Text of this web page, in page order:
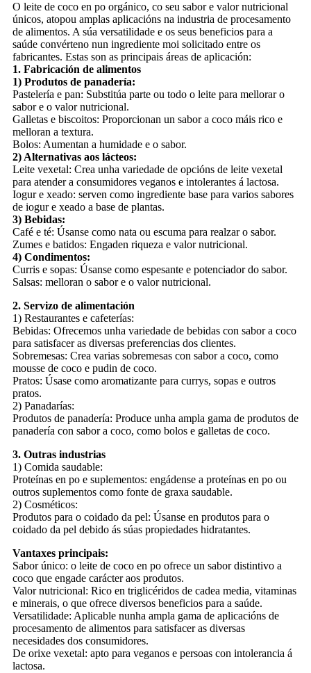
O leite de coco en po orgánico, co seu sabor e valor nutricional
únicos, atopou amplas aplicacións na industria de procesamento
de alimentos. A súa versatilidade e os seus beneficios para a
saúde convérteno nun ingrediente moi solicitado entre os
fabricantes. Estas son as principais áreas de aplicación:
1. Fabricación de alimentos
1) Produtos de panadería:
Pastelería e pan: Substitúa parte ou todo o leite para mellorar o
sabor e o valor nutricional.
Galletas e biscoitos: Proporcionan un sabor a coco máis rico e
melloran a textura.
Bolos: Aumentan a humidade e o sabor.
2) Alternativas aos lácteos:
Leite vexetal: Crea unha variedade de opcións de leite vexetal
para atender a consumidores veganos e intolerantes á lactosa.
Iogur e xeado: serven como ingrediente base para varios sabores
de iogur e xeado a base de plantas.
3) Bebidas:
Café e té: Úsanse como nata ou escuma para realzar o sabor.
Zumes e batidos: Engaden riqueza e valor nutricional.
4) Condimentos:
Curris e sopas: Úsanse como espesante e potenciador do sabor.
Salsas: melloran o sabor e o valor nutricional.
2. Servizo de alimentación
1) Restaurantes e cafeterías:
Bebidas: Ofrecemos unha variedade de bebidas con sabor a coco
para satisfacer as diversas preferencias dos clientes.
Sobremesas: Crea varias sobremesas con sabor a coco, como
mousse de coco e pudin de coco.
Pratos: Úsase como aromatizante para currys, sopas e outros
pratos.
2) Panadarías:
Produtos de panadería: Produce unha ampla gama de produtos de
panadería con sabor a coco, como bolos e galletas de coco.
3. Outras industrias
1) Comida saudable:
Proteínas en po e suplementos: engádense a proteínas en po ou
outros suplementos como fonte de graxa saudable.
2) Cosméticos:
Produtos para o coidado da pel: Úsanse en produtos para o
coidado da pel debido ás súas propiedades hidratantes.
Vantaxes principais:
Sabor único: o leite de coco en po ofrece un sabor distintivo a
coco que engade carácter aos produtos.
Valor nutricional: Rico en triglicéridos de cadea media, vitaminas
e minerais, o que ofrece diversos beneficios para a saúde.
Versatilidade: Aplicable nunha ampla gama de aplicacións de
procesamento de alimentos para satisfacer as diversas
necesidades dos consumidores.
De orixe vexetal: apto para veganos e persoas con intolerancia á
lactosa.